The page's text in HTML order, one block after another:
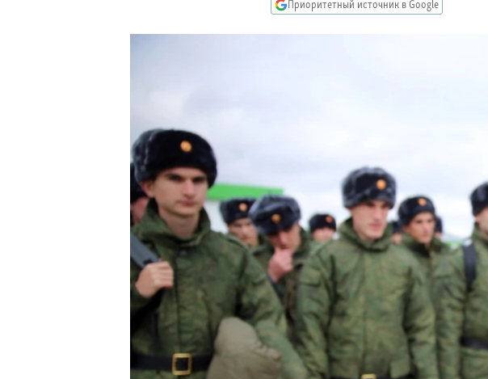
ПОДПИШИТЕСЬ НА РАССЫЛКУ
Приоритетный источник в Google